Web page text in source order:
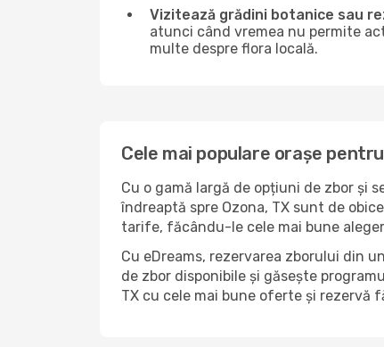
Vizitează grădini botanice sau
atunci când vremea nu permite
multe despre flora locală.
Cele mai populare orașe
Cu o gamă largă de opțiuni de zbor și
îndreaptă spre Ozona, TX sunt de
tarife, făcându-le cele mai bune
Cu eDreams, rezervarea zborului din
de zbor disponibile și găsește
TX cu cele mai bune oferte și rezervă